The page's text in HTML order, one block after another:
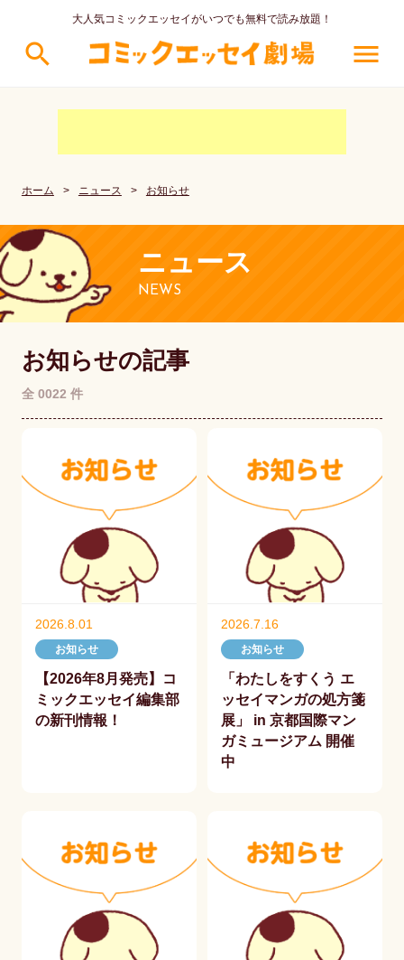
大人気コミックエッセイがいつでも無料で読み放題！
search menu
ホーム > ニュース > お知らせ
ニュース
NEWS
お知らせの記事
全 0022 件
2026.8.01
お知らせ
【2026年8月発売】コ
ミックエッセイ編集部
の新刊情報！
2026.7.16
お知らせ
「わたしをすくう エ
ッセイマンガの処方箋
展」 in 京都国際マン
ガミュージアム 開催
中